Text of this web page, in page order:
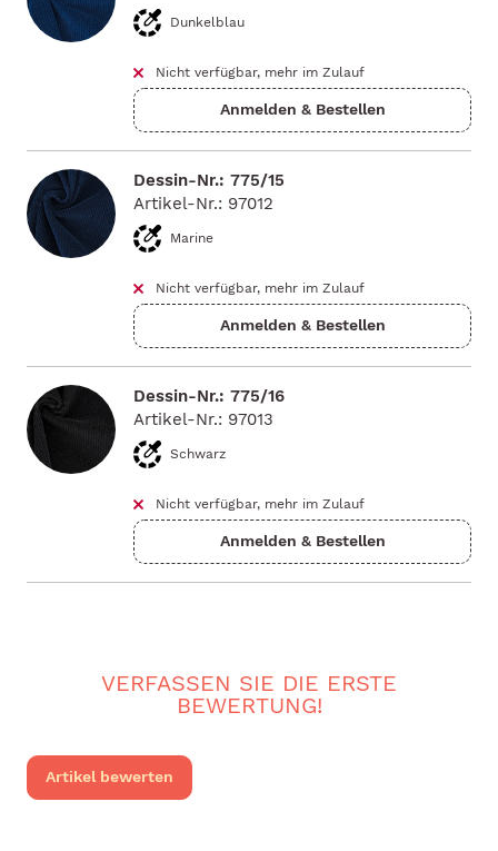
Dunkelblau
Nicht verfügbar, mehr im Zulauf
Dessin-Nr.: 775/15
Artikel-Nr.: 97012
Marine
Nicht verfügbar, mehr im Zulauf
Dessin-Nr.: 775/16
Artikel-Nr.: 97013
Schwarz
Nicht verfügbar, mehr im Zulauf
VERFASSEN SIE DIE ERSTE
BEWERTUNG!
Artikel bewerten